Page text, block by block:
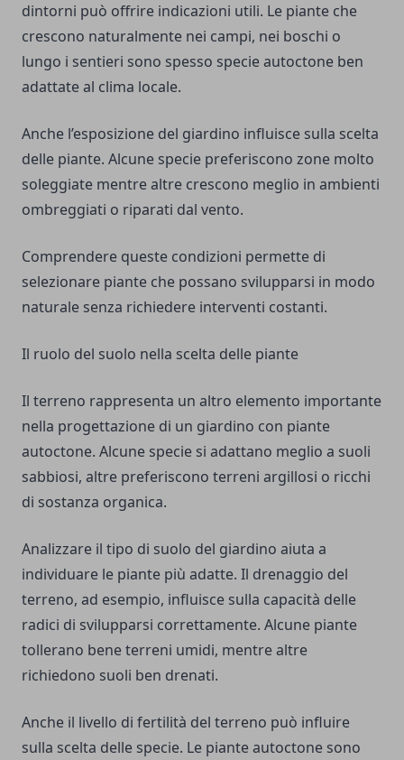
dintorni può offrire indicazioni utili. Le piante che
crescono naturalmente nei campi, nei boschi o
lungo i sentieri sono spesso specie autoctone ben
adattate al clima locale.
Anche l’esposizione del giardino influisce sulla scelta
delle piante. Alcune specie preferiscono zone molto
soleggiate mentre altre crescono meglio in ambienti
ombreggiati o riparati dal vento.
Comprendere queste condizioni permette di
selezionare piante che possano svilupparsi in modo
naturale senza richiedere interventi costanti.
Il ruolo del suolo nella scelta delle piante
Il terreno rappresenta un altro elemento importante
nella progettazione di un giardino con piante
autoctone. Alcune specie si adattano meglio a suoli
sabbiosi, altre preferiscono terreni argillosi o ricchi
di sostanza organica.
Analizzare il tipo di suolo del giardino aiuta a
individuare le piante più adatte. Il drenaggio del
terreno, ad esempio, influisce sulla capacità delle
radici di svilupparsi correttamente. Alcune piante
tollerano bene terreni umidi, mentre altre
richiedono suoli ben drenati.
Anche il livello di fertilità del terreno può influire
sulla scelta delle specie. Le piante autoctone sono